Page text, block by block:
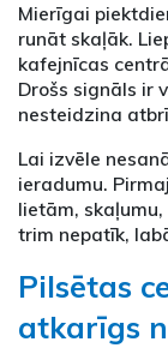
Mierīgai
runāt skaļāk.
kafejnīcas
Drošs signāls ir
nesteidzina
Lai izvēle
ieradumu.
lietām,
trim nepatīk,
Pilsētas
atkarīgs